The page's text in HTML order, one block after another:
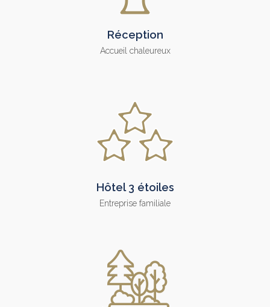
Réception
Accueil chaleureux
Hôtel 3 étoiles
Entreprise familiale